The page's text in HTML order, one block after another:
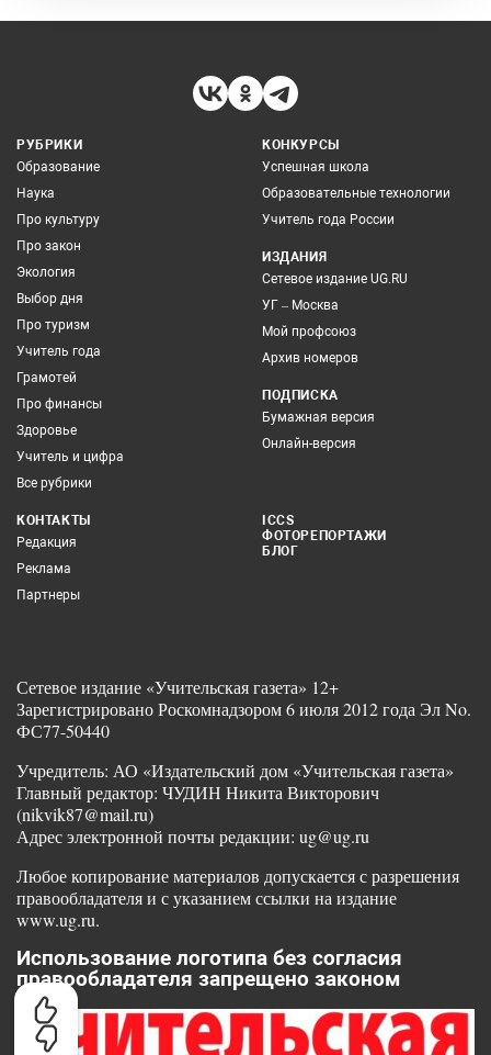
РУБРИКИ
Образование
Наука
Про культуру
Про закон
Экология
Выбор дня
Про туризм
Учитель года
Грамотей
Про финансы
Здоровье
Учитель и цифра
Все рубрики
КОНКУРСЫ
Успешная школа
Образовательные технологии
Учитель года России
ИЗДАНИЯ
Сетевое издание UG.RU
УГ – Москва
Мой профсоюз
Архив номеров
ПОДПИСКА
Бумажная версия
Онлайн-версия
КОНТАКТЫ
Редакция
Реклама
Партнеры
ICCS
ФОТОРЕПОРТАЖИ
БЛОГ
Сетевое издание «Учительская газета» 12+
Зарегистрировано Роскомнадзором 6 июля 2012 года Эл No.
ФС77-50440
Учредитель: АО «Издательский дом «Учительская газета»
Главный редактор: ЧУДИН Никита Викторович
(nikvik87@mail.ru)
Адрес электронной почты редакции: ug@ug.ru
Любое копирование материалов допускается с разрешения
правообладателя и с указанием ссылки на издание
www.ug.ru.
Использование логотипа без согласия
правообладателя запрещено законом